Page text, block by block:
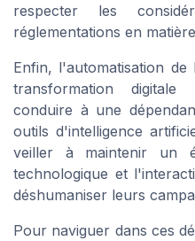
respecter les
réglementations en
Enfin, l'automatisation
transformation
conduire à une
outils d'intelligence
veiller à maintenir un
technologique et
déshumaniser leurs
Pour naviguer dans ces